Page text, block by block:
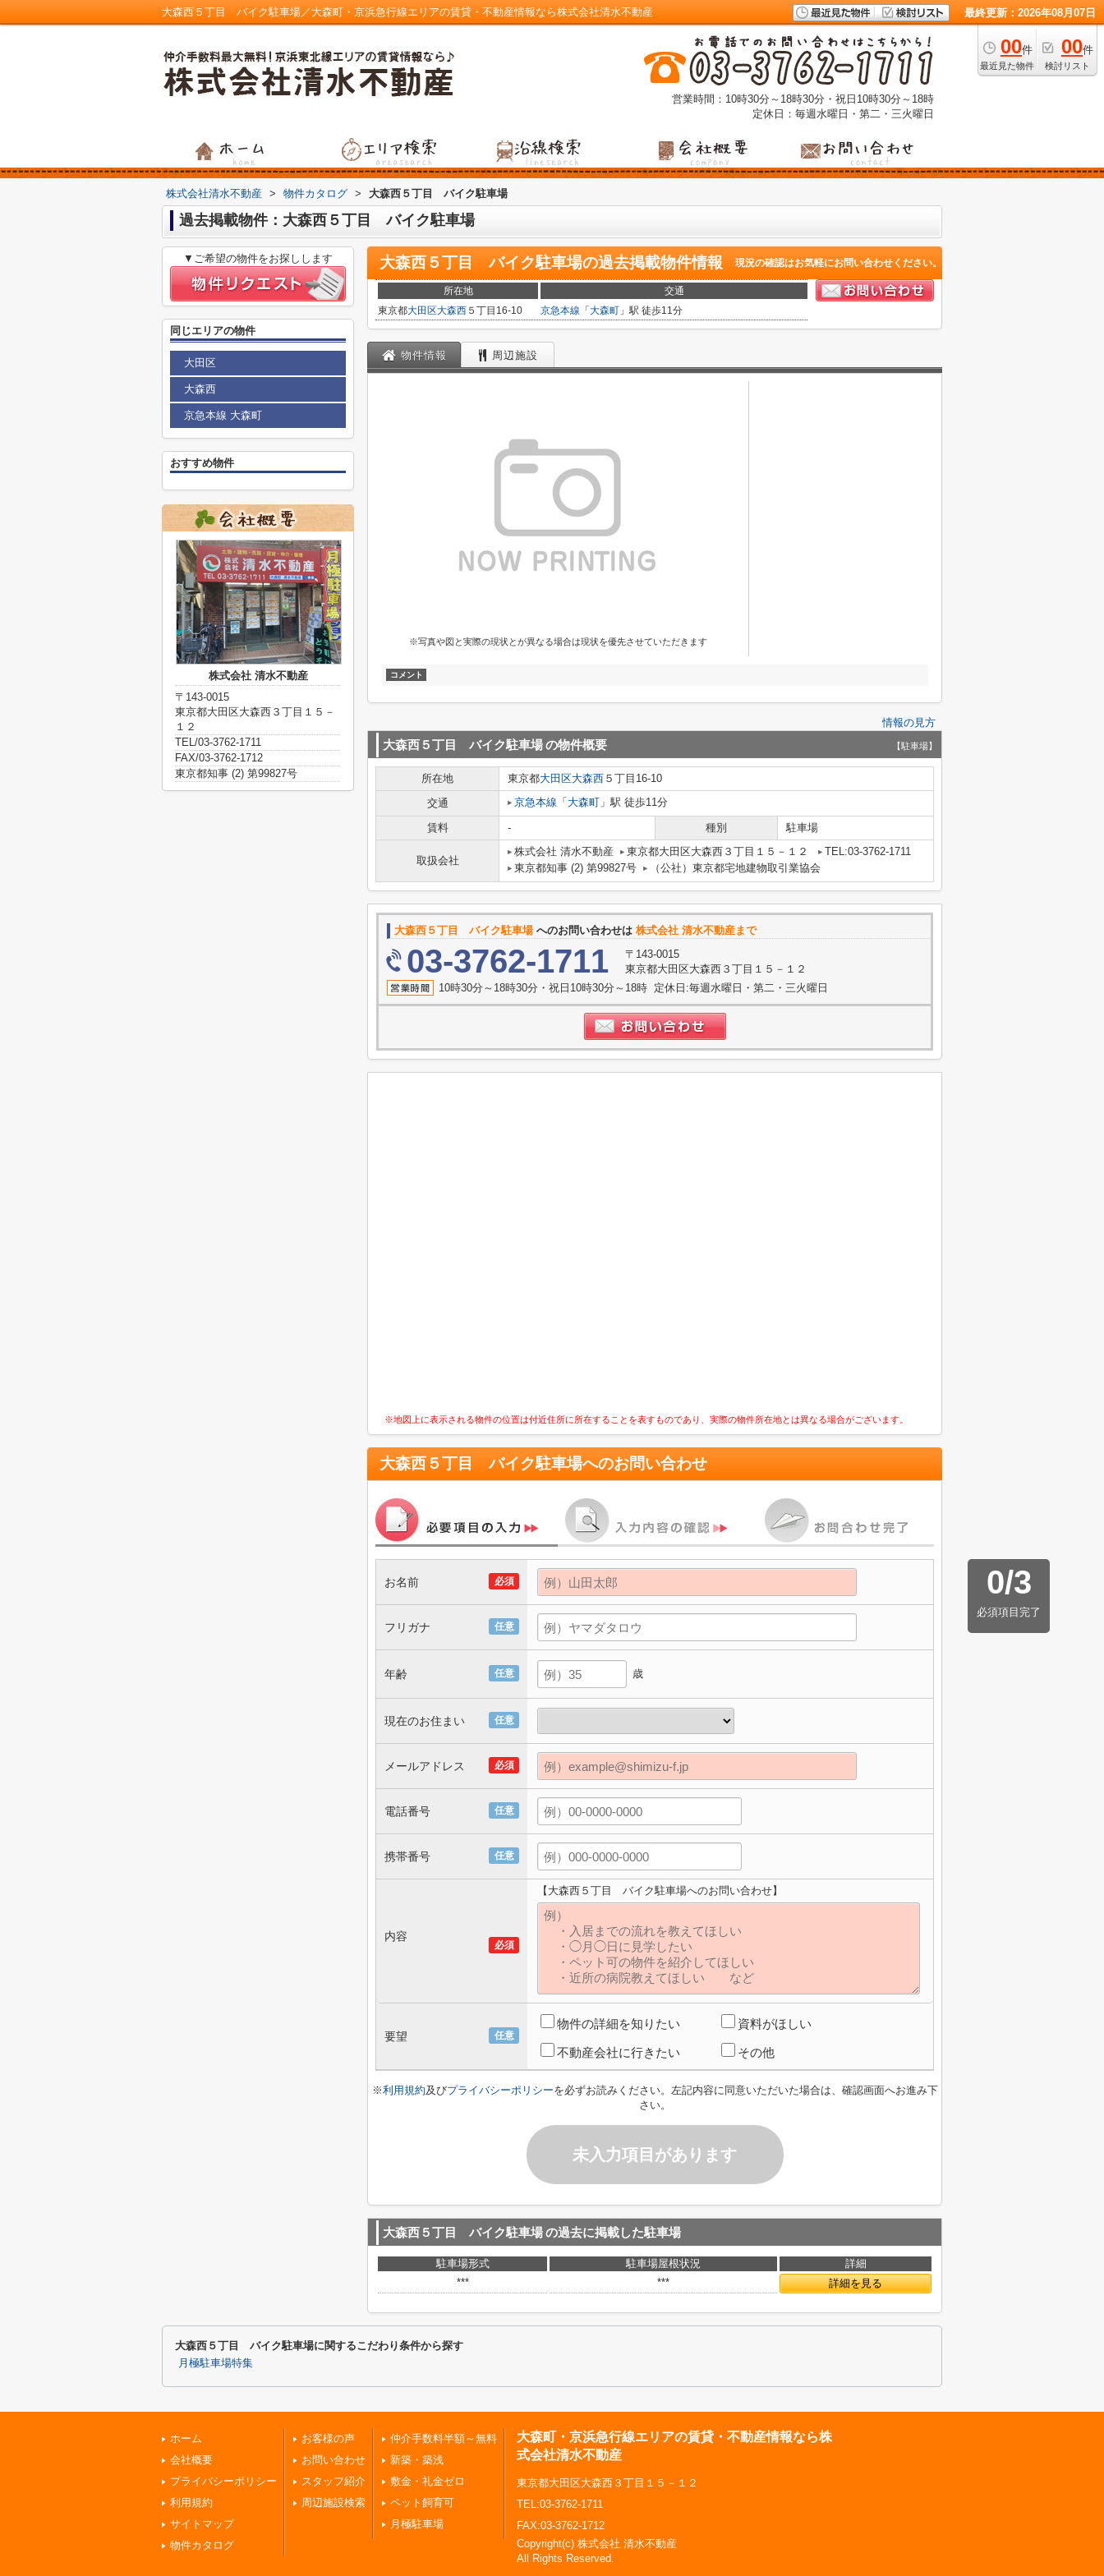
大森西５丁目 バイク駐車場／大森町・京浜急行線エリアの賃貸・不動産情報なら株式会社清水不動産 最終更新：2026年08月07日
00件
最近見た物件
00件
検討リスト
営業時間：10時30分～18時30分・祝日10時30分～18時
定休日：毎週水曜日・第二・三火曜日
株式会社清水不動産 > 物件カタログ > 大森西５丁目 バイク駐車場
過去掲載物件：大森西５丁目 バイク駐車場
大森西５丁目 バイク駐車場の過去掲載物件情報 現況の確認はお気軽にお問い合わせください。
所在地
交通
東京都大田区大森西 ５丁目16-10 京急本線 「 大森町 」駅 徒歩11分
物件情報 周辺施設
※写真や図と実際の現状とが異なる場合は現状を優先させていただきます
コメント
情報の見方
大森西５丁目 バイク駐車場の物件概要 【駐車場】
所在地 東京都大田区大森西 ５丁目16-10
交通
京急本線 「 大森町 」駅 徒歩11分
賃料 - 種別 駐車場
取扱会社
株式会社 清水不動産 東京都大田区大森西３丁目１５－１２
TEL:03-3762-1711
東京都知事 (2) 第99827号
（公社）東京都宅地建物取引業協会
大森西５丁目 バイク駐車場へのお問い合わせは 株式会社 清水不動産まで
03-3762-1711
〒143-0015
東京都大田区大森西３丁目１５－１２
10時30分～18時30分・祝日10時30分～18時 定休日:毎週水曜日・第二・三火曜日
※地図上に表示される物件の位置は付近住所に所在することを表すものであり、実際の物件所在地とは異なる場合がございます。
大森西５丁目 バイク駐車場へのお問い合わせ
0/3
必須項目完了
必須
お名前
任意
フリガナ
任意
年齢 歳
任意
現在のお住まい
必須
メールアドレス
任意
電話番号
任意
携帯番号
必須
内容
【大森西５丁目 バイク駐車場へのお問い合わせ】
任意
要望
物件の詳細を知りたい 資料がほしい
不動産会社に行きたい その他
※利用規約及びプライバシーポリシーを必ずお読みください。左記内容に同意いただいた場合は、確認画面へお進み下
さい。
未入力項目があります
大森西５丁目 バイク駐車場の過去に掲載した駐車場
駐車場形式 駐車場屋根状況
詳細
***
*** 詳細を見る
▼ご希望の物件をお探しします
同じエリアの物件
大田区
大森西
京急本線 大森町
おすすめ物件
株式会社 清水不動産
〒143-0015
東京都大田区大森西３丁目１５－
１２
TEL/03-3762-1711
FAX/03-3762-1712
東京都知事 (2) 第99827号
大森西５丁目 バイク駐車場に関するこだわり条件から探す
月極駐車場特集
ホーム
会社概要
プライバシーポリシー
利用規約
サイトマップ
物件カタログ
お客様の声
お問い合わせ
スタッフ紹介
周辺施設検索
仲介手数料半額～無料
新築・築浅
敷金・礼金ゼロ
ペット飼育可
月極駐車場
大森町・京浜急行線エリアの賃貸・不動産情報なら株
式会社清水不動産
東京都大田区大森西３丁目１５－１２
TEL:03-3762-1711
FAX:03-3762-1712
Copyright(c) 株式会社 清水不動産
All Rights Reserved.